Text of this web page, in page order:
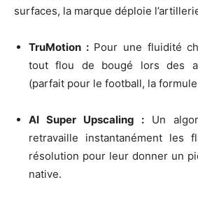
surfaces, la marque déploie
TruMotion :Pour une fluidité
tout flou de bougé lors des
(parfait pour le football, la
AI Super Upscaling : Un
retravaille instantanément les
résolution pour leur donner un
native.